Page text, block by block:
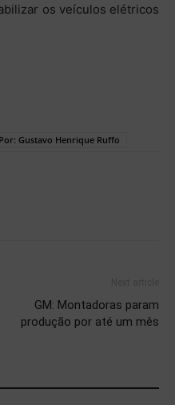
os veículos elétricos
Gustavo Henrique Ruffo
GM: Montadoras param
produção por até um mês